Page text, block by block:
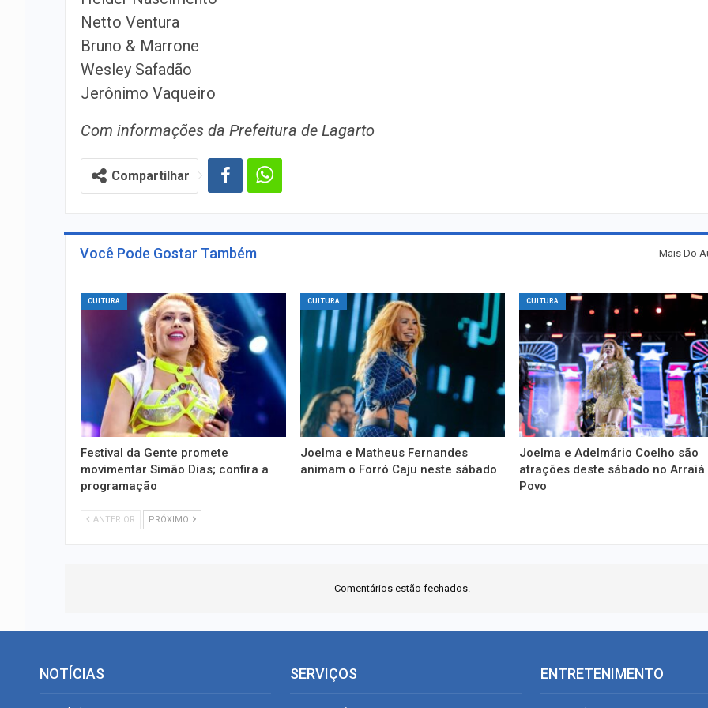
Netto Ventura
Bruno & Marrone
Wesley Safadão
Jerônimo Vaqueiro
Com informações da Prefeitura de Lagarto
Compartilhar
Você Pode Gostar Também Mais Do
CULTURA
Festival da Gente promete
movimentar Simão Dias; confira a
programação
CULTURA
Joelma e Matheus Fernandes
animam o Forró Caju neste sábado
CULTURA
Joelma e Adelmário Coelho são
atrações deste sábado no Arraiá
Povo
ANTERIOR PRÓXIMO
Comentários estão fechados.
NOTÍCIAS SERVIÇOS ENTRETENIMENTO